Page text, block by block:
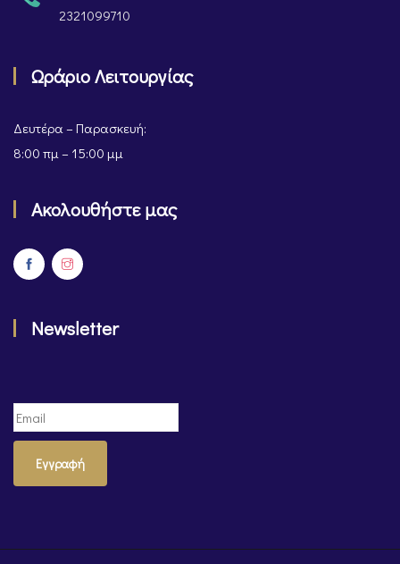
2321099710
Ωράριο Λειτουργίας
Δευτέρα – Παρασκευή:
8:00 πμ – 15:00 μμ
Ακολουθήστε μας
Newsletter
Εγγραφή